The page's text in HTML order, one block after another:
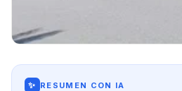
✨ RESUMEN CON IA